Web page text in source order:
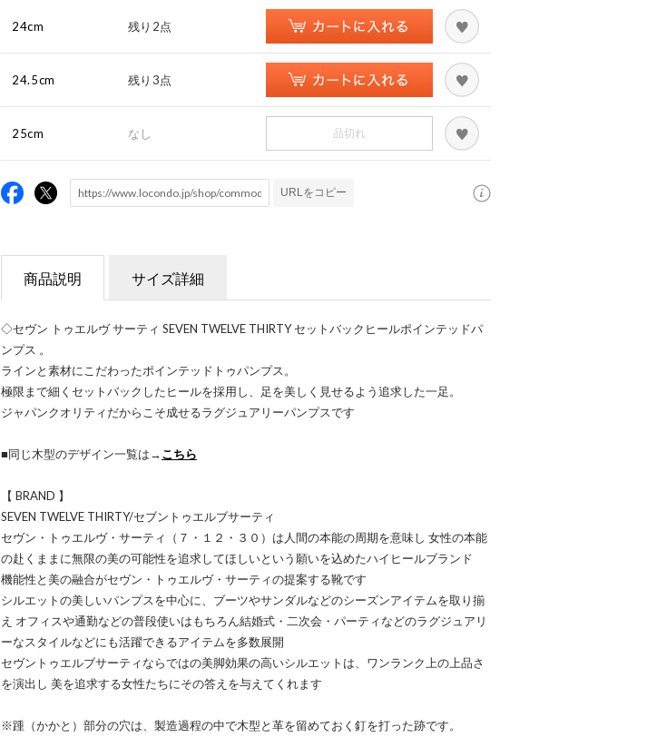
24cm 残り2点
24.5cm 残り3点
25cm なし 品切れ
URLをコピー
商品説明 サイズ詳細
◇セヴン トゥエルヴ サーティ SEVEN TWELVE THIRTY セットバックヒールポインテッドパ
ンプス 。
ラインと素材にこだわったポインテッドトゥパンプス。
極限まで細くセットバックしたヒールを採用し、足を美しく見せるよう追求した一足。
ジャパンクオリティだからこそ成せるラグジュアリーパンプスです
■同じ木型のデザイン一覧は→こちら
【 BRAND 】
SEVEN TWELVE THIRTY/セブントゥエルブサーティ
セヴン・トゥエルヴ・サーティ（７・１２・３０）は人間の本能の周期を意味し 女性の本能
の赴くままに無限の美の可能性を追求してほしいという願いを込めたハイヒールブランド
機能性と美の融合がセヴン・トゥエルヴ・サーティの提案する靴です
シルエットの美しいパンプスを中心に、ブーツやサンダルなどのシーズンアイテムを取り揃
え オフィスや通勤などの普段使いはもちろん結婚式・二次会・パーティなどのラグジュアリ
ーなスタイルなどにも活躍できるアイテムを多数展開
セヴントゥエルブサーティならではの美脚効果の高いシルエットは、ワンランク上の上品さ
を演出し 美を追求する女性たちにその答えを与えてくれます
※踵（かかと）部分の穴は、製造過程の中で木型と革を留めておく釘を打った跡です。